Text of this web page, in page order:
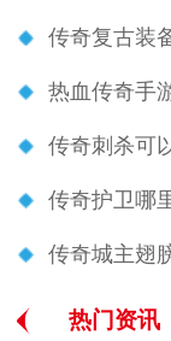
传奇复古装
热血传奇手
传奇刺杀可
传奇护卫哪
传奇城主翅
热门资讯